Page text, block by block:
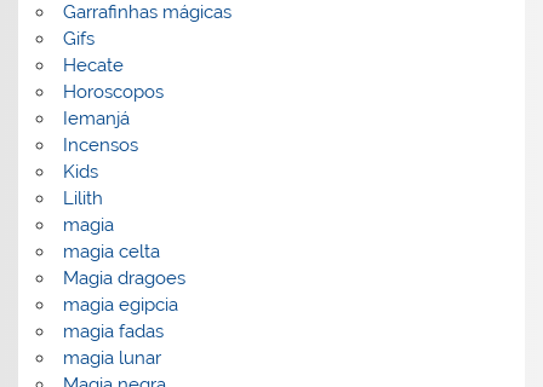
Garrafinhas mágicas
Gifs
Hecate
Horoscopos
Iemanjá
Incensos
Kids
Lilith
magia
magia celta
Magia dragoes
magia egipcia
magia fadas
magia lunar